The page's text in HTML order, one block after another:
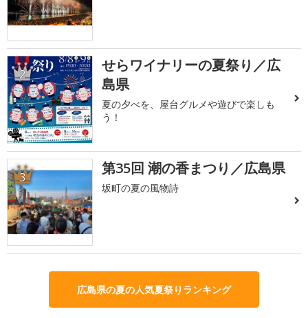
2
せらワイナリーの夏祭り／広
島県
夏の夕べを、屋台グルメや遊びで楽しも
う！
3 第35回 潮の香まつり／広島県
坂町の夏の風物詩
広島県の夏の人気夏祭りランキング